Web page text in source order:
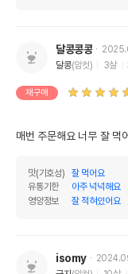
달콩콩콩
달콩(암컷) 3살
재구매
매번 주문해요 너무 잘 먹
맛(기호성)
잘 먹어요
유통기한
아주 넉넉해요
영양정보
잘 적혀있어요
isomy